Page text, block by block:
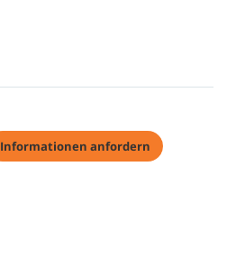
Informationen anfordern